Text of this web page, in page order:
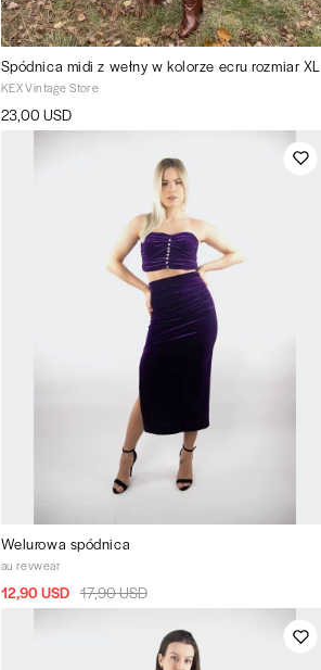
Spódnica midi z wełny w kolorze ecru rozmiar XL
KEX Vintage Store
23,00 USD
Welurowa spódnica
au revwear
12,90 USD 17,90 USD